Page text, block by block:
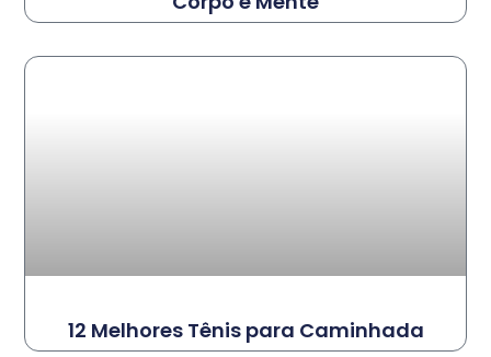
12 Melhores Tênis para Caminhada